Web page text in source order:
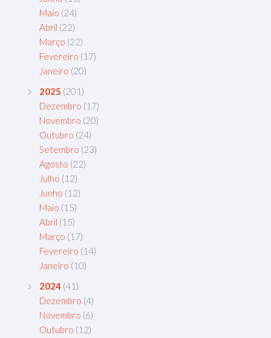
Maio (24)
Abril (22)
Março (22)
Fevereiro (17)
Janeiro (20)
2025 (201)
Dezembro (17)
Novembro (20)
Outubro (24)
Setembro (23)
Agosto (22)
Julho (12)
Junho (12)
Maio (15)
Abril (15)
Março (17)
Fevereiro (14)
Janeiro (10)
2024 (41)
Dezembro (4)
Novembro (6)
Outubro (12)